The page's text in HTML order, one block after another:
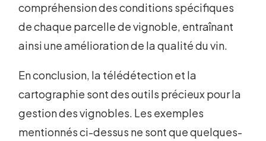
compréhension des conditions spécifiques
de chaque parcelle de vignoble, entraînant
ainsi une amélioration de la qualité du vin.
En conclusion, la télédétection et la
cartographie sont des outils précieux pour la
gestion des vignobles. Les exemples
mentionnés ci-dessus ne sont que quelques-